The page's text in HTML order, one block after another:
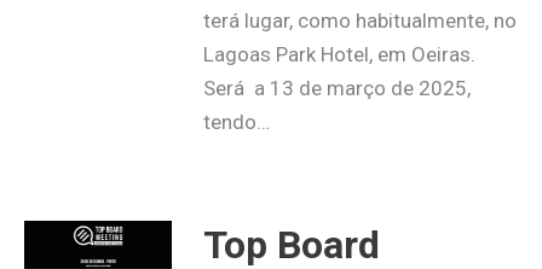
terá lugar, como habitualmente, no
Lagoas Park Hotel, em Oeiras.
Será a 13 de março de 2025,
tendo…
Top Board